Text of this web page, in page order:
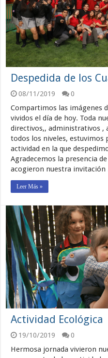
Despedida de los
08/11/2019
0
Compartimos las imágenes
vividos el día de hoy. Toda
directivos,, administrativos ,
todos los niveles, estuvimos
actividad en la que
Agradecemos la presencia
acogieron nuestra
Leer Más »
Actividad Ecológica
19/10/2019
0
Hermosa jornada vivieron